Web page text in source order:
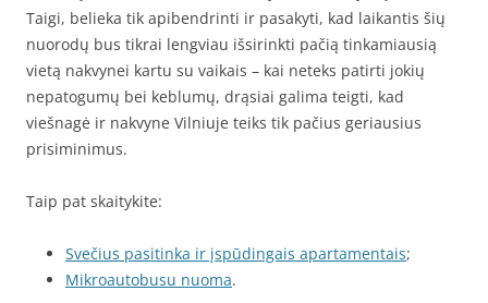
Taigi, belieka tik apibendrinti ir pasakyti, kad laikantis šių
nuorodų bus tikrai lengviau išsirinkti pačią tinkamiausią
vietą nakvynei kartu su vaikais – kai neteks patirti jokių
nepatogumų bei keblumų, drąsiai galima teigti, kad
viešnagė ir nakvyne Vilniuje teiks tik pačius geriausius
prisiminimus.
Taip pat skaitykite:
Svečius pasitinka ir įspūdingais apartamentais;
Mikroautobusu nuoma.